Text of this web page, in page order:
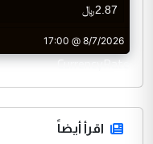
CurrencyRate
اقرأ أيضاً